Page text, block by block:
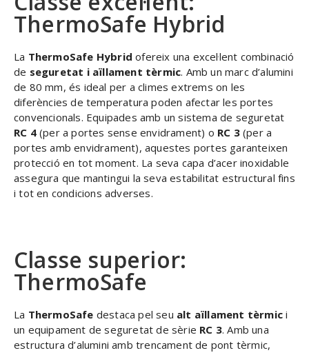
ThermoSafe Hybrid
La ThermoSafe Hybridofereix una excel·lent combinació
de seguretat i aïllament tèrmic. Amb un marc d’alumini
de 80 mm, és ideal per a climes extrems on les
diferències de temperatura poden afectar les portes
convencionals. Equipades amb un sistema de seguretat
RC 4 (per a portes sense envidrament) o RC 3(per a
portes amb envidrament), aquestes portes garanteixen
protecció en tot moment. La seva capa d’acer inoxidable
assegura que mantingui la seva estabilitat estructural fins
i tot en condicions adverses.
Classe superior:
ThermoSafe
La ThermoSafe destaca pel seu alt aïllament tèrmic i
un equipament de seguretat de sèrie RC 3. Amb una
estructura d’alumini amb trencament de pont tèrmic,